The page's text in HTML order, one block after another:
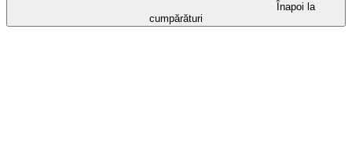
Înapoi la
cumpărături